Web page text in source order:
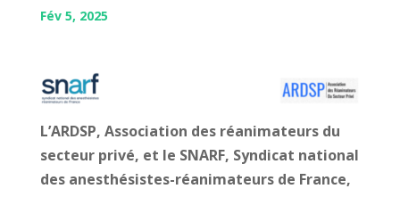
Fév 5, 2025
L’ARDSP, Association des réanimateurs du
secteur privé, et le SNARF, Syndicat national
des anesthésistes-réanimateurs de France,